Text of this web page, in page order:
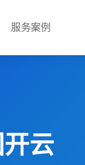
服务案例
云